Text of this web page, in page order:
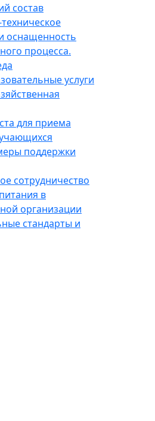
состав
оснащенность
процесса.
услуги
для приема
поддержки
сотрудничество
в
организации
стандарты и